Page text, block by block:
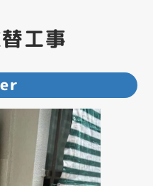
工事